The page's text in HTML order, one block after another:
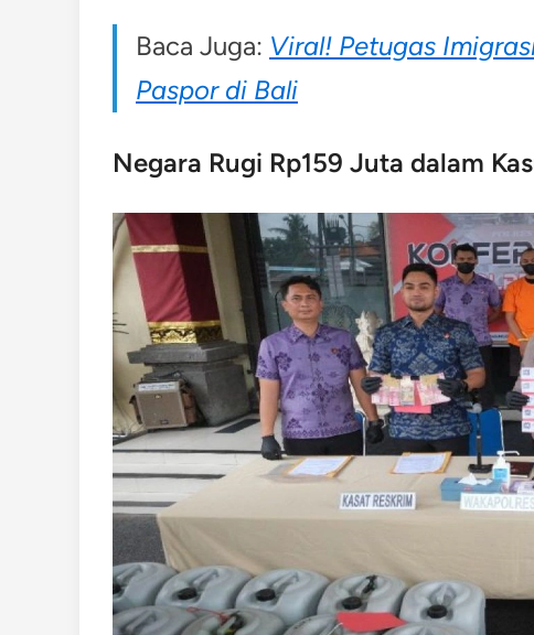
Baca Juga: Viral! Petugas
Paspor di Bali
Negara Rugi Rp159 Juta dalam